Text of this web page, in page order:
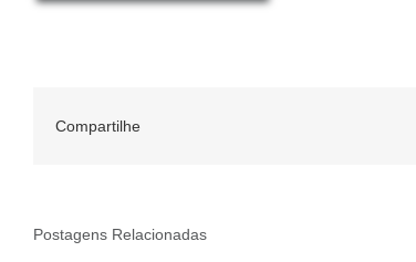
Compartilhe
Postagens Relacionadas